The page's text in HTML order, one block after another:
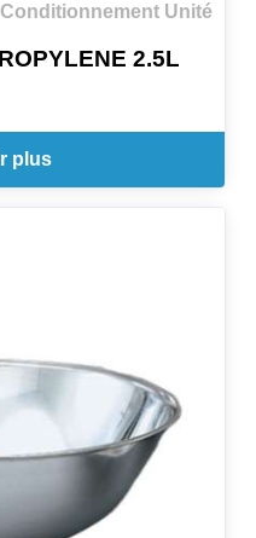
Conditionnement Unité
2.5L
plus